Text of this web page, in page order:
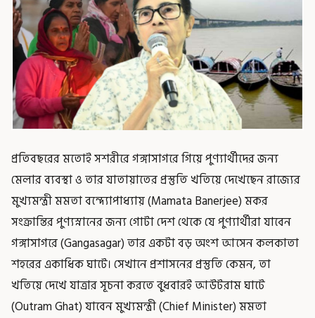
প্রতিবছরের মতোই সশরীরে গঙ্গাসাগরে গিয়ে পুণ্যার্থীদের জন্য
মেলার ব্যবস্থা ও তার যাতায়াতের প্রস্তুতি খতিয়ে দেখেছেন রাজ্যের
মুখ্যমন্ত্রী মমতা বন্দ্যোপাধ্যায় (Mamata Banerjee) মকর
সংক্রান্তির পুণ্যস্নানের জন্য গোটা দেশ থেকে যে পুণ্যার্থীরা যাবেন
গঙ্গাসাগরে (Gangasagar) তার একটা বড় অংশ আসেন কলকাতা
শহরের একাধিক ঘাটে। সেখানে প্রশাসনের প্রস্তুতি কেমন, তা
খতিয়ে দেখে যাত্রার সূচনা করতে বুধবারই আউটরাম ঘাটে
(Outram Ghat) যাবেন মুখ্যমন্ত্রী (Chief Minister) মমতা